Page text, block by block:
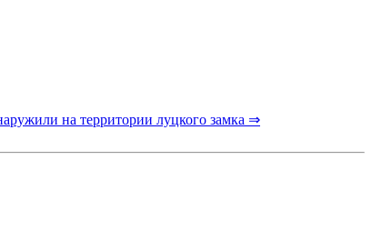
на территории луцкого замка ⇒